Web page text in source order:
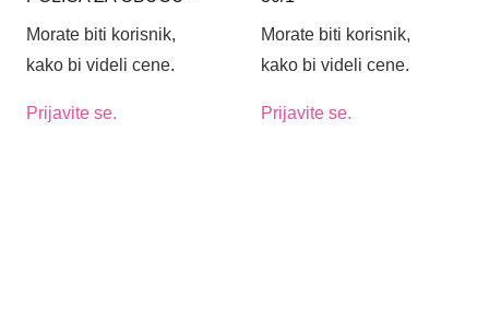
Morate biti korisnik,
kako bi videli cene.
Prijavite se.
Morate biti korisnik,
kako bi videli cene.
Prijavite se.